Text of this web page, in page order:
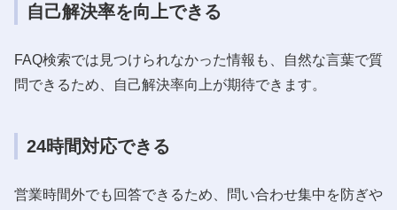
自己解決率を向上できる
FAQ検索では見つけられなかった情報も、自然な言葉で質
問できるため、自己解決率向上が期待できます。
24時間対応できる
営業時間外でも回答できるため、問い合わせ集中を防ぎや